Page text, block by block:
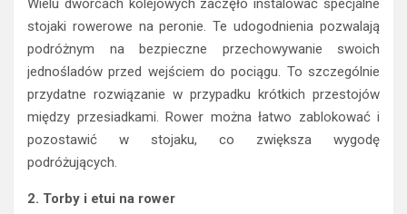
Wielu dworcach kolejowych zaczęło instalować specjalne
stojaki rowerowe na peronie. Te udogodnienia pozwalają
podróżnym na bezpieczne przechowywanie swoich
jednośladów przed wejściem do pociągu. To szczególnie
przydatne rozwiązanie w przypadku krótkich przestojów
między przesiadkami. Rower można łatwo zablokować i
pozostawić w stojaku, co zwiększa wygodę
podróżujących.
2. Torby i etui na rower